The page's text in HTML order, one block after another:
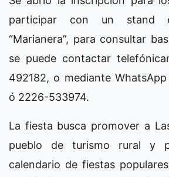
participar con un stand
“Marianera”, para consultar
se puede contactar
492182, o mediante
ó 2226-533974.
La fiesta busca promover a
pueblo de turismo rural y
calendario de fiestas